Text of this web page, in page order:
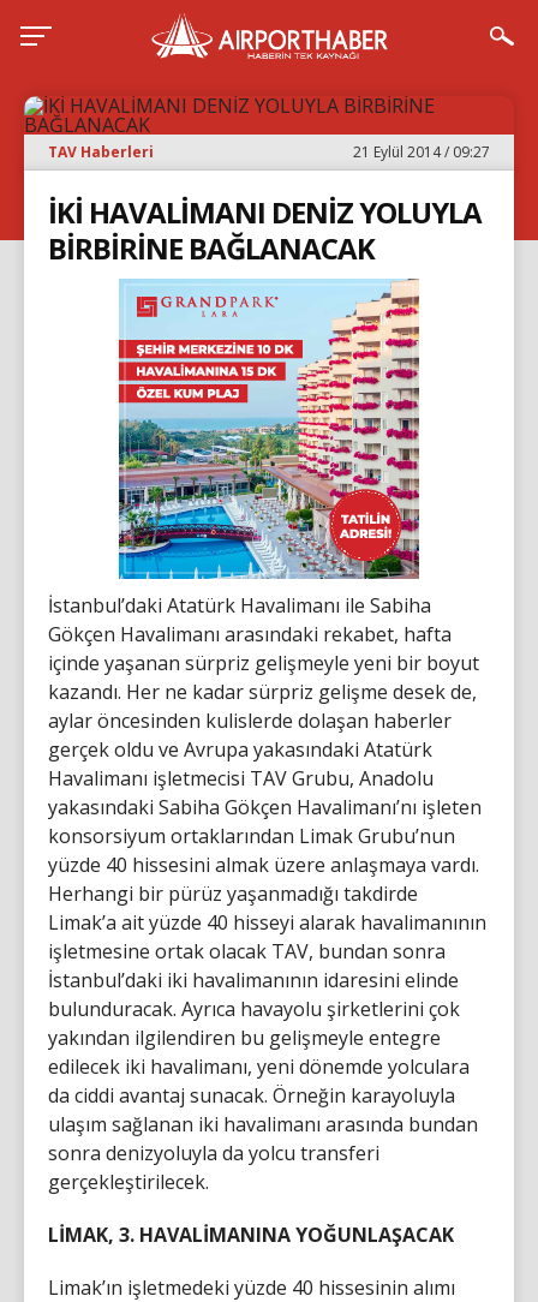
TAV Haberleri 21 Eylül 2014 / 09:27
İKİ HAVALİMANI DENİZ YOLUYLA
BİRBİRİNE BAĞLANACAK
İstanbul’daki Atatürk Havalimanı ile Sabiha
Gökçen Havalimanı arasındaki rekabet, hafta
içinde yaşanan sürpriz gelişmeyle yeni bir boyut
kazandı. Her ne kadar sürpriz gelişme desek de,
aylar öncesinden kulislerde dolaşan haberler
gerçek oldu ve Avrupa yakasındaki Atatürk
Havalimanı işletmecisi TAV Grubu, Anadolu
yakasındaki Sabiha Gökçen Havalimanı’nı işleten
konsorsiyum ortaklarından Limak Grubu’nun
yüzde 40 hissesini almak üzere anlaşmaya vardı.
Herhangi bir pürüz yaşanmadığı takdirde
Limak’a ait yüzde 40 hisseyi alarak havalimanının
işletmesine ortak olacak TAV, bundan sonra
İstanbul’daki iki havalimanının idaresini elinde
bulunduracak. Ayrıca havayolu şirketlerini çok
yakından ilgilendiren bu gelişmeyle entegre
edilecek iki havalimanı, yeni dönemde yolculara
da ciddi avantaj sunacak. Örneğin karayoluyla
ulaşım sağlanan iki havalimanı arasında bundan
sonra denizyoluyla da yolcu transferi
gerçekleştirilecek.
LİMAK, 3. HAVALİMANINA YOĞUNLAŞACAK
Limak’ın işletmedeki yüzde 40 hissesinin alımı